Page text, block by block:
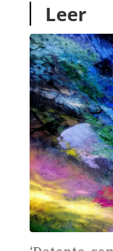
Leer